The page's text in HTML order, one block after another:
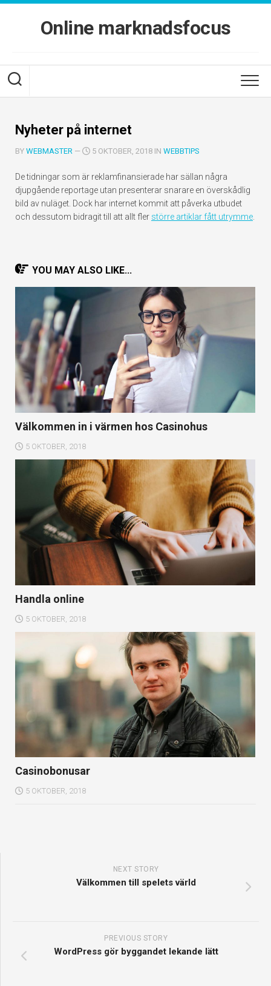
Skip
Online marknadsfocus
Nyheter på internet
BY WEBMASTER — 5 OKTOBER, 2018 IN WEBBTIPS
De tidningar som är reklamfinansierade har sällan några
djupgående reportage utan presenterar snarare en överskådlig
bild av nuläget. Dock har internet kommit att påverka utbudet
och dessutom bidragit till att allt fler större artiklar fått utrymme
YOU MAY ALSO LIKE...
Välkommen in i värmen hos Casinohus
5 OKTOBER, 2018
Handla online
5 OKTOBER, 2018
Casinobonusar
5 OKTOBER, 2018
NEXT STORY
Välkommen till spelets värld
PREVIOUS STORY
WordPress gör byggandet lekande lätt